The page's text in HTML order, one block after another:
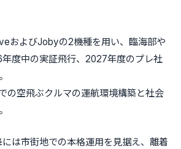
およびJobyの2機種を用い、臨海部や
度中の実証飛行、2027年度のプレ社
の空飛ぶクルマの運航環境構築と社会
は市街地での本格運用を見据え、離着